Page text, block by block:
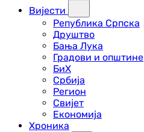
Вијести
Република Српска
Друштво
Бања Лука
Градови и општине
БиХ
Србија
Регион
Свијет
Економија
Хроника